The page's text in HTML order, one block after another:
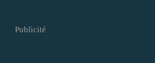
Publicité